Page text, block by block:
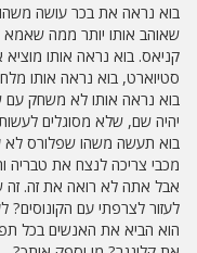
י
ח
ה
בוא נראה את בכר עושה
שאוהב אותו יותר ממה שאמא
קניאס. בוא נראה אותו
סטיוארט, בוא נראה אותו
בוא נראה אותו לא משחק עם
יהיה שם, שלא מסוגלים
בוא תעשה משהו שפלורס לא
מכבי צריכה לנצח את טבריה
אבל אתה לא רואה את זה.
לעזור לצרפתי עם
הוא הביא את האנשים בכל